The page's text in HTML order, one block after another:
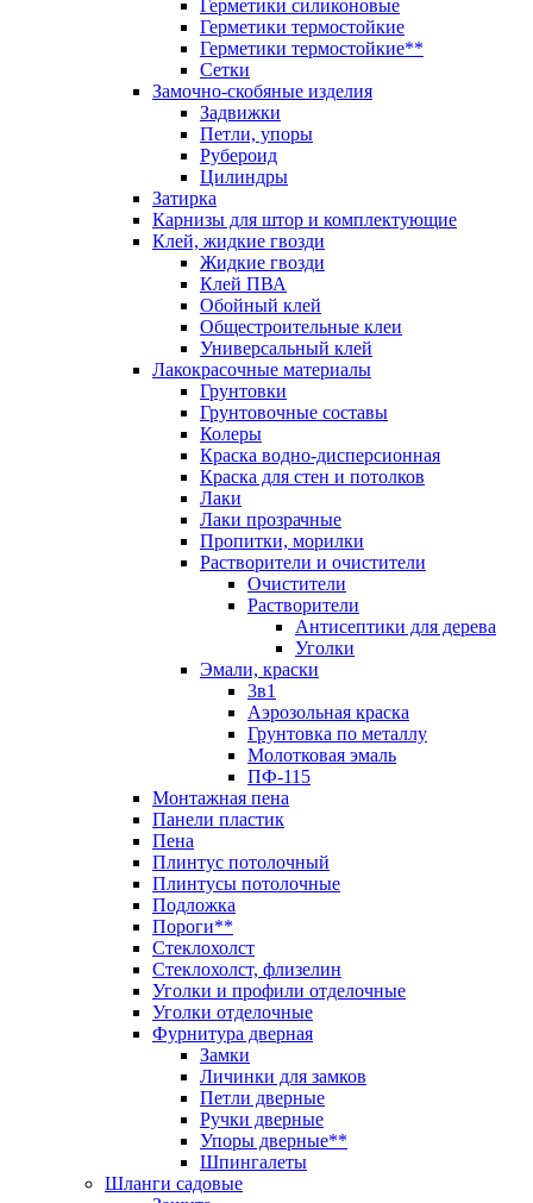
Герметики силиконовые
Герметики термостойкие
Герметики термостойкие**
Сетки
Замочно-скобяные изделия
Задвижки
Петли, упоры
Рубероид
Цилиндры
Затирка
Карнизы для штор и комплектующие
Клей, жидкие гвозди
Жидкие гвозди
Клей ПВА
Обойный клей
Общестроительные клеи
Универсальный клей
Лакокрасочные материалы
Грунтовки
Грунтовочные составы
Колеры
Краска водно-дисперсионная
Краска для стен и потолков
Лаки
Лаки прозрачные
Пропитки, морилки
Растворители и очистители
Очистители
Растворители
Антисептики для дерева
Уголки
Эмали, краски
3в1
Аэрозольная краска
Грунтовка по металлу
Молотковая эмаль
ПФ-115
Монтажная пена
Панели пластик
Пена
Плинтус потолочный
Плинтусы потолочные
Подложка
Пороги**
Стеклохолст
Стеклохолст, флизелин
Уголки и профили отделочные
Уголки отделочные
Фурнитура дверная
Замки
Личинки для замков
Петли дверные
Ручки дверные
Упоры дверные**
Шпингалеты
Шланги садовые